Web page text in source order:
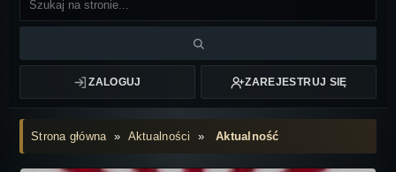
ZALOGUJ ZAREJESTRUJ SIĘ
Strona główna» Aktualności »Aktualność